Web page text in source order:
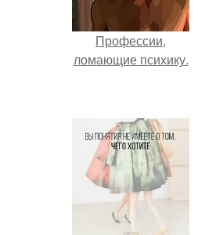
Профессии,
ломающие психику.